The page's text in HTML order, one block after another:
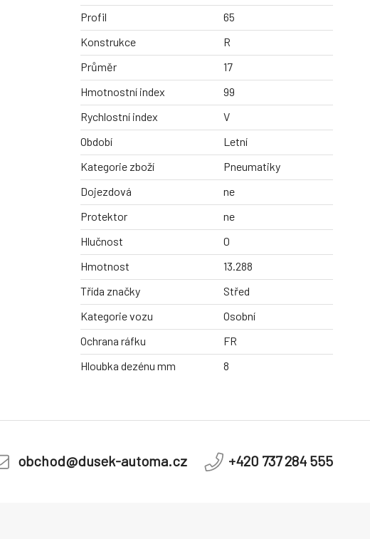
Profil
65
Konstrukce
R
Průměr
17
Hmotnostní index
99
Rychlostní index
V
Období
Letní
Kategorie zboží
Pneumatiky
Dojezdová
ne
Protektor
ne
Hlučnost
0
Hmotnost
13.288
Třída značky
Střed
Kategorie vozu
Osobní
Ochrana ráfku
FR
Hloubka dezénu mm
8
obchod@dusek-automa.cz +420 737 284 555